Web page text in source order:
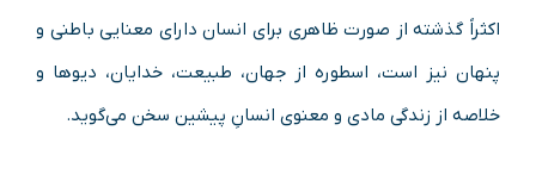
اکثراً گذشته از صورت ظاهری برای انسان دارای معنایی باطنی و
پنهان نیز است، اسطوره از جهان، طبیعت، خدایان، دیوها و
خلاصه از زندگی مادی و معنوی انسانِ پیشین سخن می‌گوید.